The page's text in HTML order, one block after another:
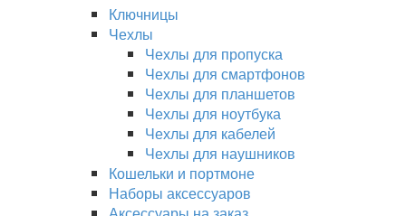
Ключницы
Чехлы
Чехлы для пропуска
Чехлы для смартфонов
Чехлы для планшетов
Чехлы для ноутбука
Чехлы для кабелей
Чехлы для наушников
Кошельки и портмоне
Наборы аксессуаров